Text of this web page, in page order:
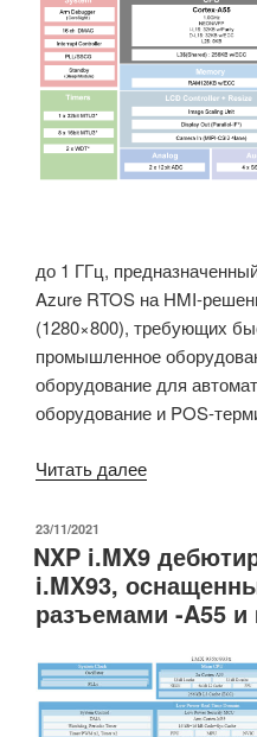
до 1 ГГц,
Azure RTOS на HMI-
(1280×800), требующих
промышленное
оборудование для
оборудование и POS-
Читать далее«Renesas
A55
CPU
работает
управлением
RTOS
для
ОПУБЛИКОВАНО
23/11/2021
NXP i.MX9
i.MX93,
разъемами -A55 и